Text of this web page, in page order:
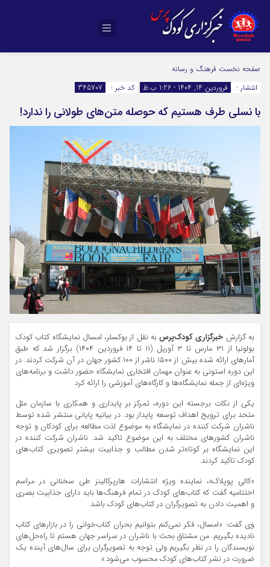
صفحه نخست فرهنگ و رسانه
انتشار :
فروردین 14, 1404 - 1:26 ب.ظ کد خبر : 345707
با نسلی طرف هستیم که حوصله متن‌های طولانی را ندارد!
به گزارش خبرگزاری کودک‌پرسبه نقل از بوکسلر، امسال نمایشگاه کتاب کودک
بولونیا از ۳۱ مارس تا ۳ آوریل (۱۱ تا ۱۴ فروردین ۱۴۰۴) برگزار شد که طبق
آمارهای ارائه شده بیش از ۱۵۰۰ ناشر از ۱۰۰ کشور جهان در آن شرکت کردند. در
این دوره استونی به عنوان مهمان افتخاری نمایشگاه حضور داشت و برنامه‌های
ویژه‌ای از جمله نمایشگاه‌ها و کارگاه‌های آموزشی را ارائه کرد.
یکی از نکات برجسته این دوره، تمرکز بر پایداری و همکاری با سازمان ملل
متحد برای ترویج اهداف توسعه پایدار بود. در بیانیه پایانی منتشر شده توسط
ناشران شرکت کننده در نمایشگاه به موضوع لذت مطالعه برای کودکان و توجه
ناشران کشورهای مختلف به این موضوع تاکید شد. ناشران شرکت کننده در
این نمایشگاه بر کوتاه‌تر شدن مطالب و جذابیت بیشتر تصویری کتاب‌های
کودک تاکید کردند.
«کالی پوپلاک»، نماینده ویژه انتشارات هارپرکالینز طی سخنانی در مراسم
اختتامیه گفت که کتاب‌های کودک در تمام فرهنگ‌ها باید دارای جذابیت بصری
و اهمیت دادن به تصویرگران در کتاب‌های کودک باشد.
وی گفت: «امسال، فکر نمی‌کنم بتوانیم بحران کتاب‌خوانی را در بازارهای کتاب
نادیده بگیریم. من مشتاق بحث با ناشران در سراسر جهان هستم تا راه‌حل‌های
نویسندگان را در نظر بگیریم ولی توجه به تصویرگران برای سال‌های آینده یک
ضرورت در نشر کتاب‌های کودک محسوب می‌شود.»